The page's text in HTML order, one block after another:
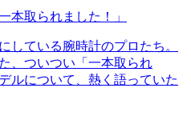
本取られました！」
している腕時計のプロたち。
、ついつい「一本取られ
ルについて、熱く語っていた